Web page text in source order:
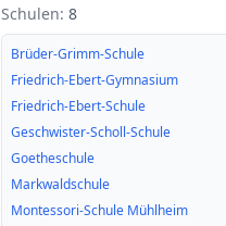
Schulen: 8
Brüder-Grimm-Schule
Friedrich-Ebert-Gymnasium
Friedrich-Ebert-Schule
Geschwister-Scholl-Schule
Goetheschule
Markwaldschule
Montessori-Schule Mühlheim